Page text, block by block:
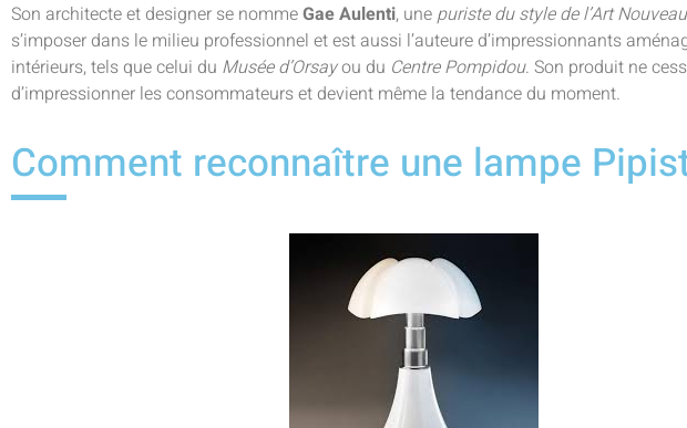
Son architecte et designer se nommeGae Aulenti, unepuriste du style de l’Art Nouveau
s’imposer dans le milieu professionnel et est aussi l’auteure d’impressionnants
intérieurs, tels que celui du Musée d’Orsayou du Centre Pompidou. Son produit ne
d’impressionner les consommateurs et devient même la tendance du moment.
Comment reconnaître une lampe